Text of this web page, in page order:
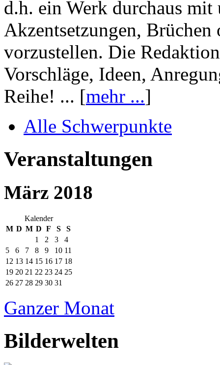
d.h. ein Werk durchaus mit
Akzentsetzungen, Brüchen
vorzustellen. Die
Vorschläge, Ideen,
Reihe! ... [mehr ...]
Alle Schwerpunkte
Veranstaltungen
März 2018
Kalender
M D M D F S
S
1
2 3
4
5
6 7 8 9 10 11
12 13 14 15 16 17 18
19 20 21 22 23 24 25
26 27 28 29 30 31
Ganzer Monat
Bilderwelten